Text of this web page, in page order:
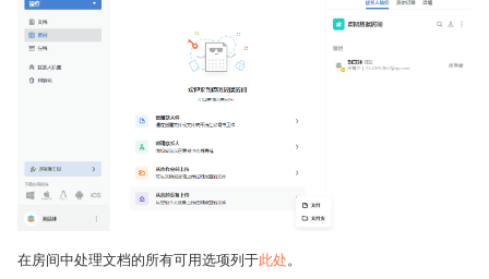
在房间中处理文档的所有可用选项列于此处。